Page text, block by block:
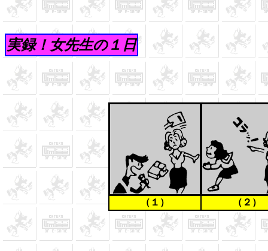
実録！女先生の１日
（１） （２）